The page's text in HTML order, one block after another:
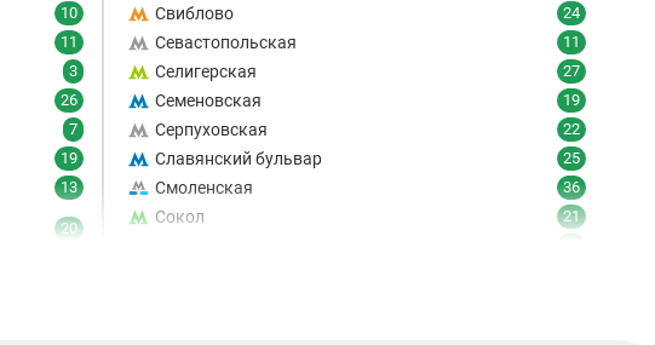
10
11
3
26
7
19
13
20
Свиблово 24
Севастопольская 11
Селигерская 27
Семеновская 19
Серпуховская 22
Славянский бульвар 25
Смоленская 36
Сокол 21